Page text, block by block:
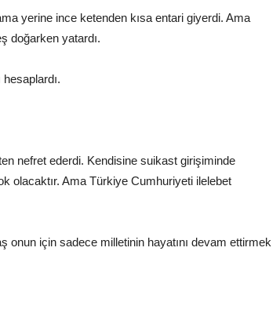
yerine ince ketenden kısa entari giyerdi. Ama
doğarken yatardı.
hesaplardı.
nefret ederdi. Kendisine suikast girişiminde
olacaktır. Ama Türkiye Cumhuriyeti ilelebet
onun için sadece milletinin hayatını devam ettirmek